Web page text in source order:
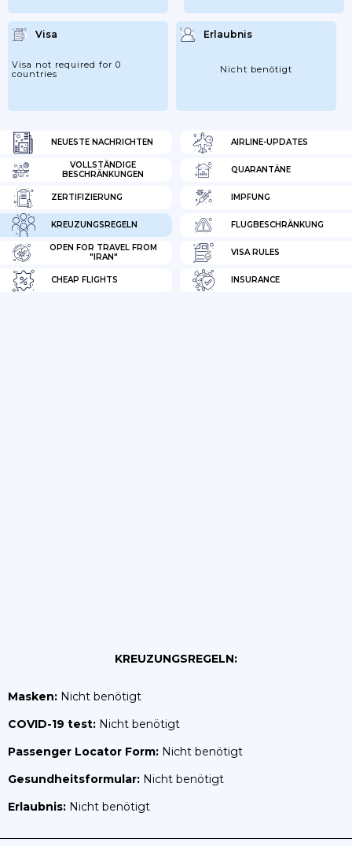
NEUESTE NACHRICHTEN AIRLINE-UPDATES
VOLLSTÄNDIGE
BESCHRÄNKUNGEN
QUARANTÄNE
ZERTIFIZIERUNG IMPFUNG
KREUZUNGSREGELN FLUGBESCHRÄNKUNG
OPEN FOR TRAVEL FROM
"IRAN"
VISA RULES
CHEAP FLIGHTS INSURANCE
Visa
Visa not required for 0
countries
Erlaubnis
Nicht benötigt
KREUZUNGSREGELN:
Masken: Nicht benötigt
COVID-19 test: Nicht benötigt
Passenger Locator Form: Nicht benötigt
Gesundheitsformular: Nicht benötigt
Erlaubnis: Nicht benötigt